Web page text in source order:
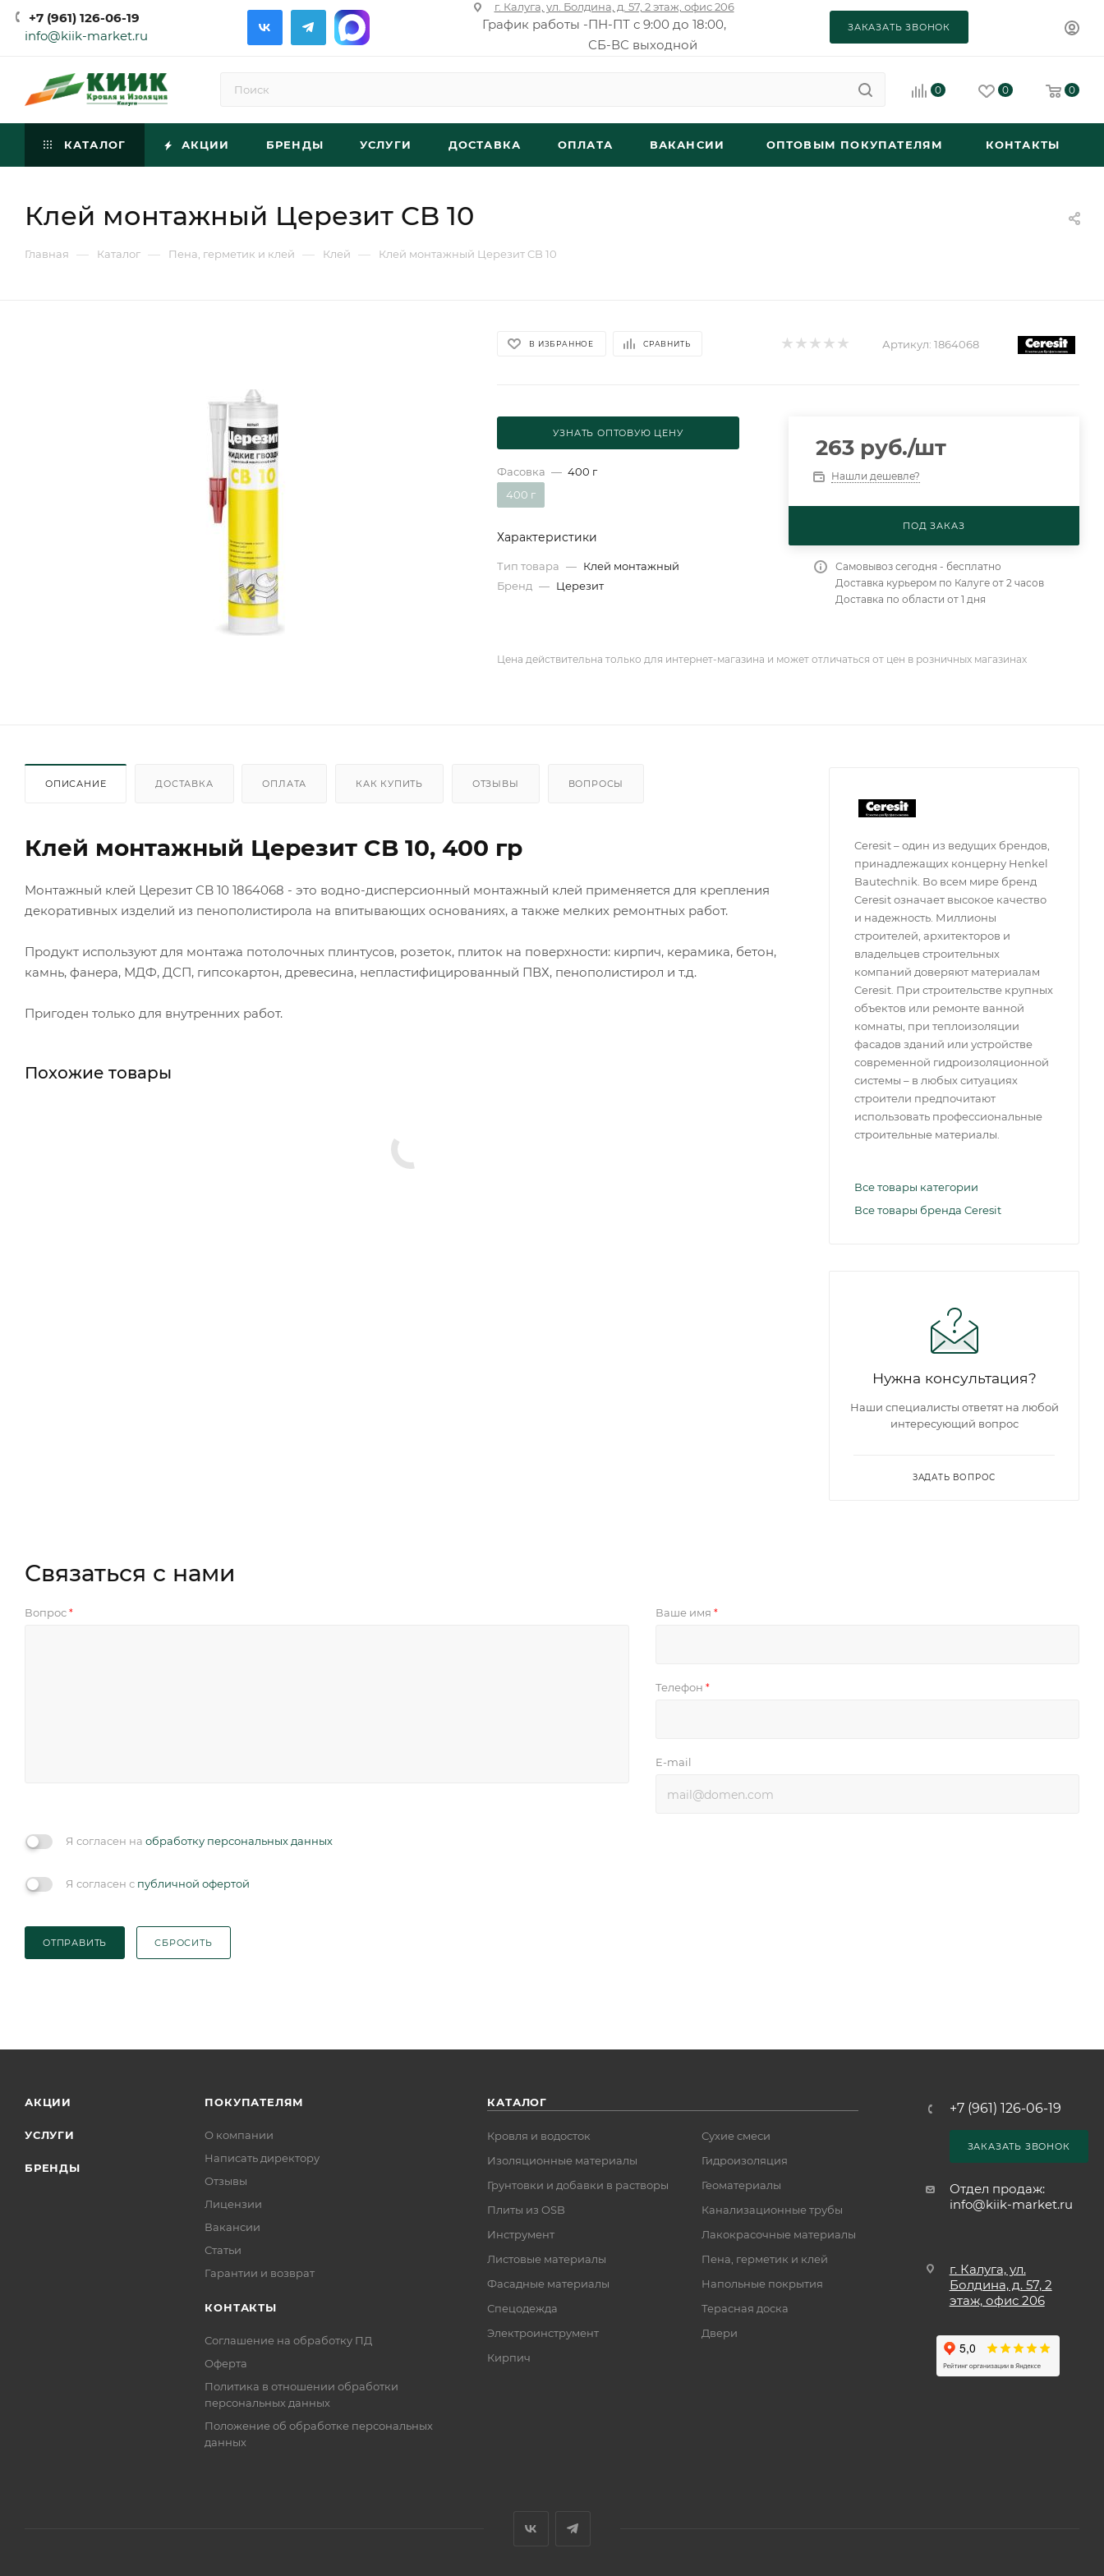
+7 (961) 126-06-19
info@kiik-market.ru
г. Калуга, ул. Болдина, д. 57, 2 этаж, офис 206
График работы -ПН-ПТ с 9:00 до 18:00,
СБ-ВС выходной
ЗАКАЗАТЬ ЗВОНОК
0 0 0
КАТАЛОГ АКЦИИ БРЕНДЫ УСЛУГИ ДОСТАВКА ОПЛАТА ВАКАНСИИ ОПТОВЫМ ПОКУПАТЕЛЯМ КОНТАКТЫ
Клей монтажный Церезит CB 10
Главная — Каталог — Пена, герметик и клей — Клей — Клей монтажный Церезит CB 10
В ИЗБРАННОЕ СРАВНИТЬ Артикул: 1864068
УЗНАТЬ ОПТОВУЮ ЦЕНУ
Фасовка — 400 г
400 г
Характеристики
Тип товара — Клей монтажный
Бренд — Церезит
263руб./шт
Нашли дешевле?
ПОД ЗАКАЗ
Самовывоз сегодня - бесплатно
Доставка курьером по Калуге от 2 часов
Доставка по области от 1 дня
Цена действительна только для интернет-магазина и может отличаться от цен в розничных магазинах
ОПИСАНИЕ ДОСТАВКА ОПЛАТА КАК КУПИТЬ ОТЗЫВЫ ВОПРОСЫ
Клей монтажный Церезит CB 10, 400 гр
Монтажный клей Церезит CB 10 1864068 - это водно-дисперсионный монтажный клей применяется для крепления
декоративных изделий из пенополистирола на впитывающих основаниях, а также мелких ремонтных работ.
Продукт используют для монтажа потолочных плинтусов, розеток, плиток на поверхности: кирпич, керамика, бетон,
камнь, фанера, МДФ, ДСП, гипсокартон, древесина, непластифицированный ПВХ, пенополистирол и т.д.
Пригоден только для внутренних работ.
Похожие товары
Ceresit – один из ведущих брендов,
принадлежащих концерну Henkel
Bautechnik. Во всем мире бренд
Ceresit означает высокое качество
и надежность. Миллионы
строителей, архитекторов и
владельцев строительных
компаний доверяют материалам
Ceresit. При строительстве крупных
объектов или ремонте ванной
комнаты, при теплоизоляции
фасадов зданий или устройстве
современной гидроизоляционной
системы – в любых ситуациях
строители предпочитают
использовать профессиональные
строительные материалы.
Все товары категории
Все товары бренда Ceresit
Нужна консультация?
Наши специалисты ответят на любой
интересующий вопрос
ЗАДАТЬ ВОПРОС
Связаться с нами
Вопрос * Ваше имя *
Телефон *
E-mail
Я согласен на обработку персональных данных
Я согласен с публичной офертой
ОТПРАВИТЬ СБРОСИТЬ
АКЦИИ
УСЛУГИ
БРЕНДЫ
ПОКУПАТЕЛЯМ
О компании
Написать директору
Отзывы
Лицензии
Вакансии
Статьи
Гарантии и возврат
КОНТАКТЫ
Соглашение на обработку ПД
Оферта
Политика в отношении обработки
персональных данных
Положение об обработке персональных
данных
КАТАЛОГ
Кровля и водосток
Сухие смеси
Изоляционные материалы
Гидроизоляция
Грунтовки и добавки в растворы
Геоматериалы
Плиты из OSB
Канализационные трубы
Инструмент
Лакокрасочные материалы
Листовые материалы
Пена, герметик и клей
Фасадные материалы
Напольные покрытия
Спецодежда
Терасная доска
Электроинструмент
Двери
Кирпич
+7 (961) 126-06-19
ЗАКАЗАТЬ ЗВОНОК
Отдел продаж:
info@kiik-market.ru
г. Калуга, ул.
Болдина, д. 57, 2
этаж, офис 206